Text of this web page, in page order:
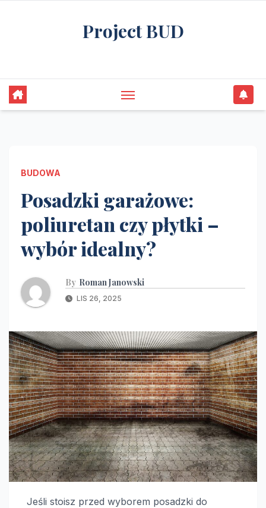
Project BUD
BUDOWA
Posadzki garażowe:
poliuretan czy płytki –
wybór idealny?
By Roman Janowski
LIS 26, 2025
Jeśli stoisz przed wyborem posadzki do